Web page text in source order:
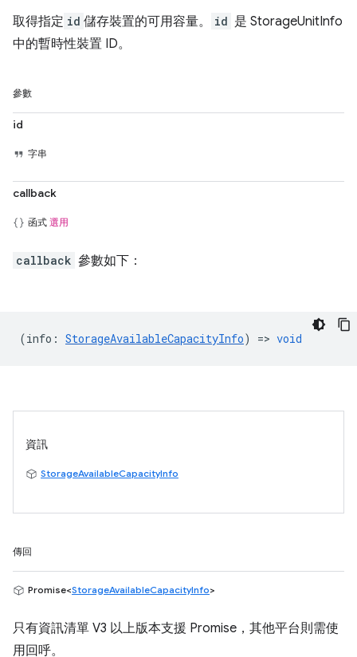
取得指定 id 儲存裝置的可用容量。 id 是 StorageUnitInfo
中的暫時性裝置 ID。
參數
id
字串
callback
函式 選用
callback 參數如下：
(info : StorageAvailableCapacityInfo) => void
資訊
StorageAvailableCapacityInfo
傳回
Promise<StorageAvailableCapacityInfo>
只有資訊清單 V3 以上版本支援 Promise，其他平台則需使
用回呼。